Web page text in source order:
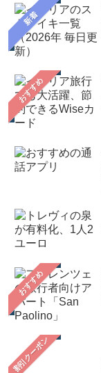
新着
おすすめ
おすすめ